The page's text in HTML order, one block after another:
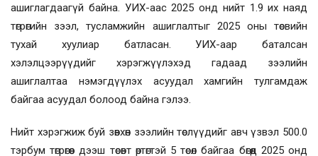
ашиглагдаагүй байна. УИХ-аас 2025 онд нийт 1.9 их наяд
төгрөгийн зээл, тусламжийн ашиглалтыг 2025 оны төсвийн
тухай хуулиар батласан. УИХ-аар баталсан
хэлэлцээрүүдийг хэрэгжүүлэхэд гадаад зээлийн
ашиглалтаа нэмэгдүүлэх асуудал хамгийн тулгамдаж
байгаа асуудал болоод байна гэлээ.
Нийт хэрэгжиж буй зөвхөн зээлийн төслүүдийг авч үзвэл 500.0
тэрбум төгрөгөөс дээш төсөвт өртөгтэй 5 төсөл байгаа бөгөөд 2025 онд